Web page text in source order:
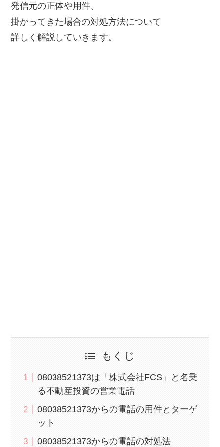
発信元の正体や用件、
掛かってきた場合の対処方法について
詳しく解説していきます。
もくじ
08038521373は「株式会社FCS」と名乗
る不動産投資の営業電話
08038521373からの電話の用件とターゲ
ット
08038521373からの電話の対処法